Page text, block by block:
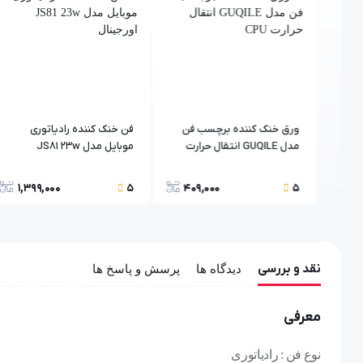
ورق خنک کننده برچسب فن
مدل GUQILE انتقال حرارت
5
409,000
فن خنک کننده رادیاتوری
موبایل مدل JS81 23w
5
1,399,000
نقد و بررسی دیدگاه ها پرسش و پاسخ ها
معرفی
نوع فن : رادیاتوری